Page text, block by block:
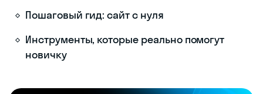
Пошаговый гид: сайт с нуля
Инструменты, которые реально помогут
новичку